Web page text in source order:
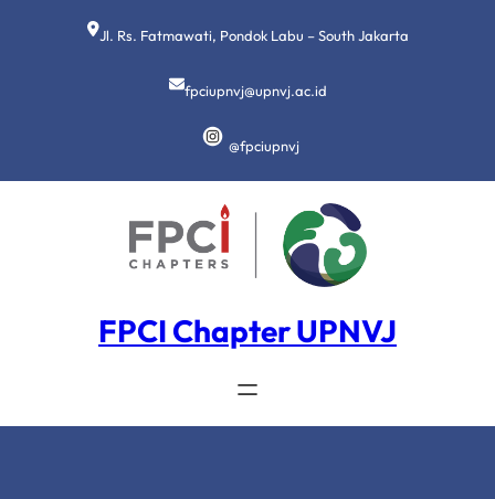
Jl. Rs. Fatmawati, Pondok Labu – South Jakarta
fpciupnvj@upnvj.ac.id
@fpciupnvj
FPCI Chapter UPNVJ